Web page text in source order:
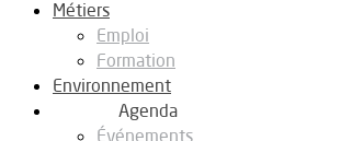
Métiers
Emploi
Formation
Environnement
Agenda
Événements